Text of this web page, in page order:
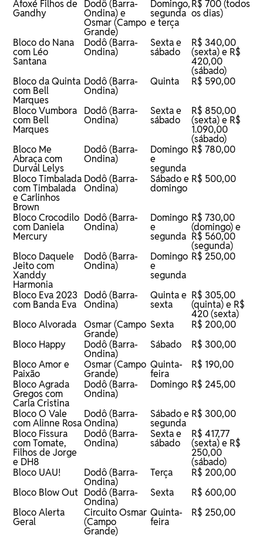
Afoxé Filhos de
Gandhy
Dodô (Barra-
Ondina) e
Osmar (Campo
Grande)
Domingo,
segunda
e terça
R$ 700 (todos
os dias)
Bloco do Nana
com Léo
Santana
Dodô (Barra-
Ondina)
Sexta e
sábado
R$ 340,00
(sexta) e R$
420,00
(sábado)
Bloco da Quinta
com Bell
Marques
Dodô (Barra-
Ondina)
Quinta R$ 590,00
Bloco Vumbora
com Bell
Marques
Dodô (Barra-
Ondina)
Sexta e
sábado
R$ 850,00
(sexta) e R$
1.090,00
(sábado)
Bloco Me
Abraça com
Durval Lelys
Dodô (Barra-
Ondina)
Domingo
e
segunda
R$ 780,00
Bloco Timbalada
com Timbalada
e Carlinhos
Brown
Dodô (Barra-
Ondina)
Sábado e
domingo
R$ 500,00
Bloco Crocodilo
com Daniela
Mercury
Dodô (Barra-
Ondina)
Domingo
e
segunda
R$ 730,00
(domingo) e
R$ 560,00
(segunda)
Bloco Daquele
Jeito com
Xanddy
Harmonia
Dodô (Barra-
Ondina)
Domingo
e
segunda
R$ 250,00
Bloco Eva 2023
com Banda Eva
Dodô (Barra-
Ondina)
Quinta e
sexta
R$ 305,00
(quinta) e R$
420 (sexta)
Bloco Alvorada
Osmar (Campo
Grande)
Sexta
R$ 200,00
Bloco Happy
Dodô (Barra-
Ondina)
Sábado
R$ 300,00
Bloco Amor e
Paixão
Osmar (Campo
Grande)
Quinta-
feira
R$ 190,00
Bloco Agrada
Gregos com
Carla Cristina
Dodô (Barra-
Ondina)
Domingo R$ 245,00
Bloco O Vale
com Alinne Rosa
Dodô (Barra-
Ondina)
Sábado e
segunda
R$ 300,00
Bloco Fissura
com Tomate,
Filhos de Jorge
e DH8
Dodô (Barra-
Ondina)
Sexta e
sábado
R$ 417,77
(sexta) e R$
250,00
(sábado)
Bloco UAU!
Dodô (Barra-
Ondina)
Terça
R$ 200,00
Bloco Blow Out Dodô (Barra-
Ondina)
Sexta
R$ 600,00
Bloco Alerta
Geral
Circuito Osmar
(Campo
Grande)
Quinta-
feira
R$ 250,00